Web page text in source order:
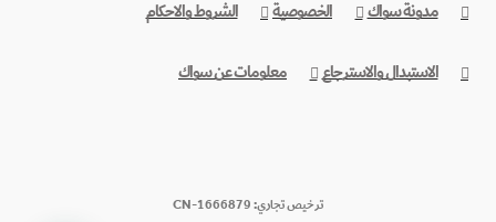
مدونة سواك الخصوصية الشروط والاحكام
الاستبدال والاسترجاع معلومات عن سواك
ترخيص تجاري: CN-1666879